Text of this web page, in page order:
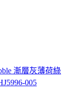
漸層灰薄荷綠
005